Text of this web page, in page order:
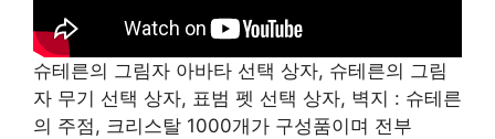
슈테른의 그림자 아바타 선택 상자, 슈테른의 그림
자 무기 선택 상자, 표범 펫 선택 상자, 벽지 : 슈테른
의 주점, 크리스탈 1000개가 구성품이며 전부